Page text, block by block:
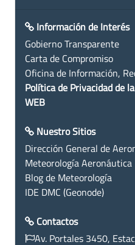
Información de Interés
Gobierno Transparente
Carta de Compromiso
Oficina de Información,
Política de Privacidad de
WEB
Nuestro Sitios
Dirección General de
Meteorología Aeronáutica
Blog de Meteorología
IDE DMC (Geonode)
Contactos
Av. Portales 3450,